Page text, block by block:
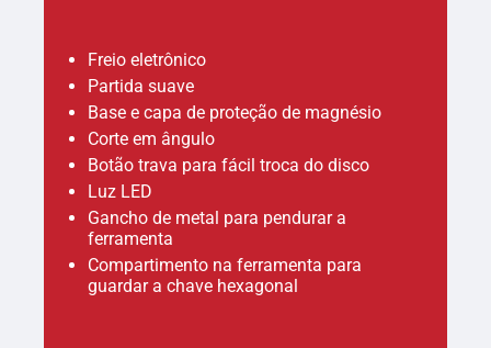
Freio eletrônico
Partida suave
Base e capa de proteção de magnésio
Corte em ângulo
Botão trava para fácil troca do disco
Luz LED
Gancho de metal para pendurar a
ferramenta
Compartimento na ferramenta para
guardar a chave hexagonal